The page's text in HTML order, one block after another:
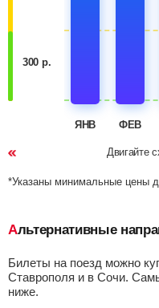
300 р.
ЯНВ ФЕВ
Двигайте
*Указаны минимальные цены
Альтернативные
Билеты на поезд можно
Ставрополя и в Сочи.
ниже.